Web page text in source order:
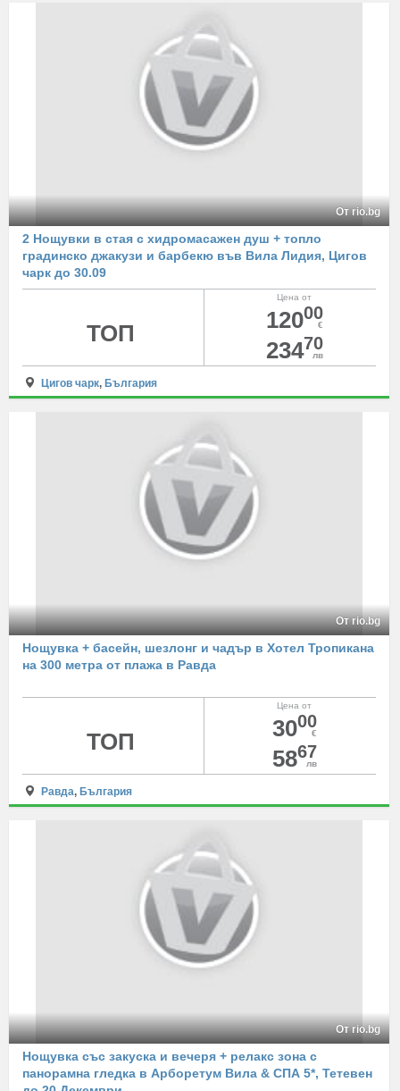
От rio.bg
2 Нощувки в стая с хидромасажен душ + топло
градинско джакузи и барбекю във Вила Лидия, Цигов
чарк до 30.09
Цена от
12000
€
23470
лв
ТОП
Цигов чарк, България
От rio.bg
Нощувка + басейн, шезлонг и чадър в Хотел Тропикана
на 300 метра от плажа в Равда
Цена от
3000
€
5867
лв
ТОП
Равда, България
От rio.bg
Нощувка със закуска и вечеря + релакс зона с
панорамна гледка в Арборетум Вила & СПА 5*, Тетевен